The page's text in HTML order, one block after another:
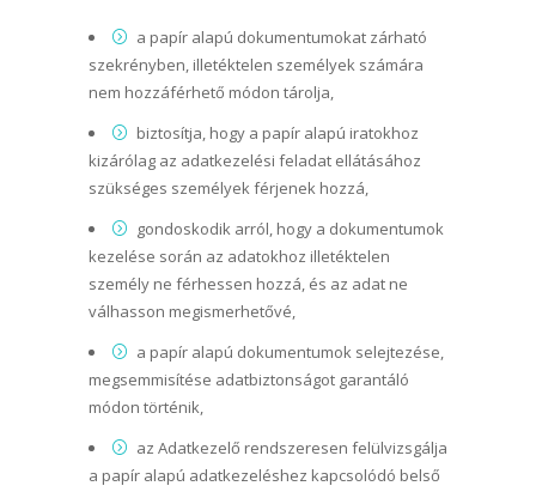
a papír alapú dokumentumokat zárható
szekrényben, illetéktelen személyek számára
nem hozzáférhető módon tárolja,
biztosítja, hogy a papír alapú iratokhoz
kizárólag az adatkezelési feladat ellátásához
szükséges személyek férjenek hozzá,
gondoskodik arról, hogy a dokumentumok
kezelése során az adatokhoz illetéktelen
személy ne férhessen hozzá, és az adat ne
válhasson megismerhetővé,
a papír alapú dokumentumok selejtezése,
megsemmisítése adatbiztonságot garantáló
módon történik,
az Adatkezelő rendszeresen felülvizsgálja
a papír alapú adatkezeléshez kapcsolódó belső